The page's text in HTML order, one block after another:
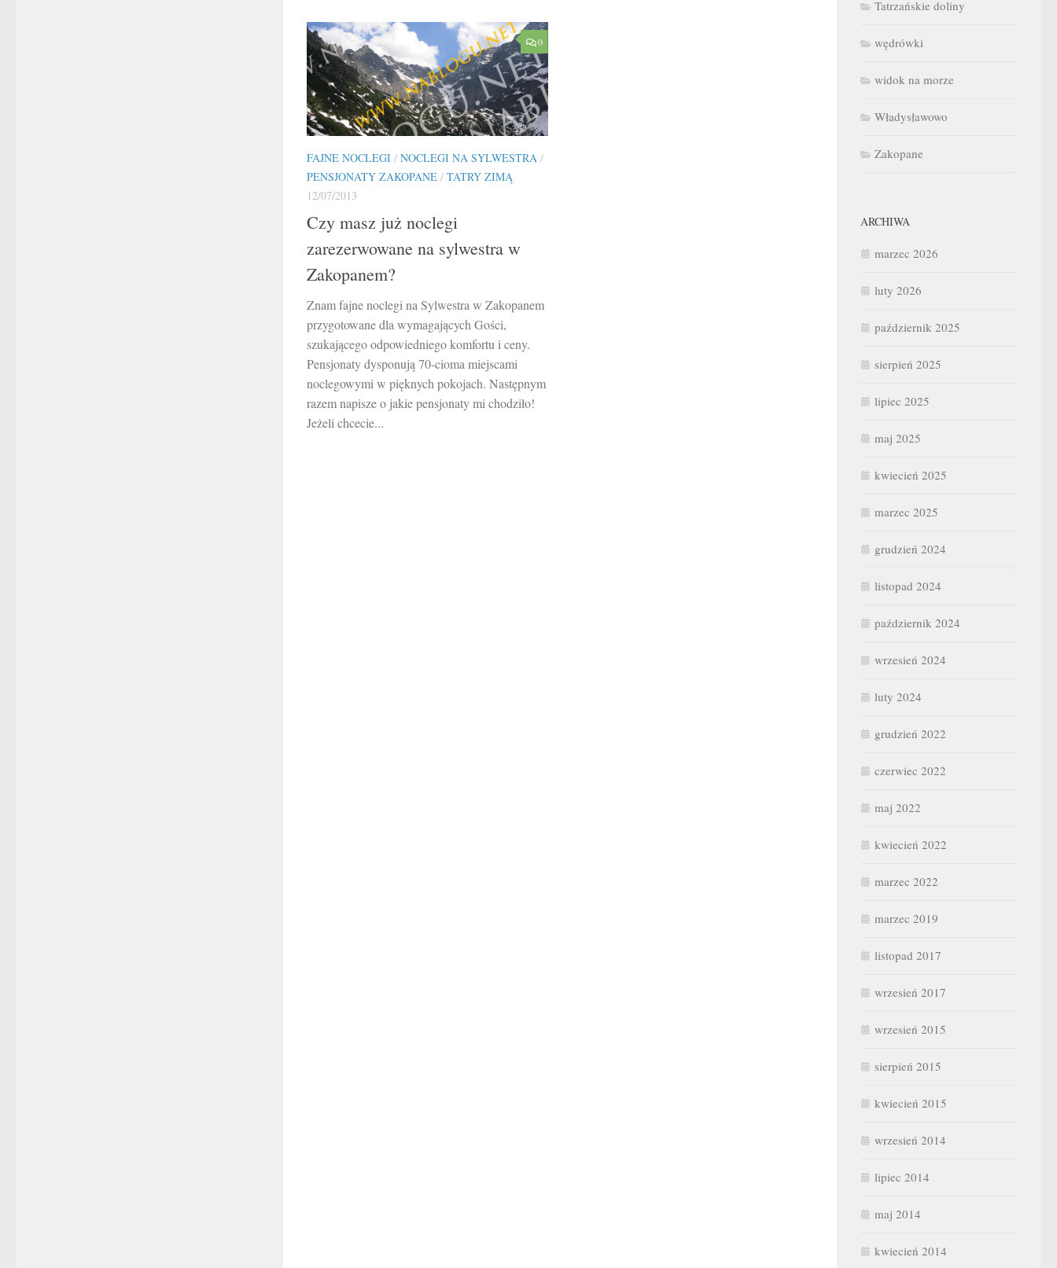
0
FAJNE NOCLEGI / NOCLEGI NA SYLWESTRA /
PENSJONATY ZAKOPANE / TATRY ZIMĄ
12/07/2013
Czy masz już noclegi
zarezerwowane na sylwestra w
Zakopanem?
Znam fajne noclegi na Sylwestra w Zakopanem
przygotowane dla wymagających Gości,
szukającego odpowiedniego komfortu i ceny.
Pensjonaty dysponują 70-cioma miejscami
noclegowymi w pięknych pokojach. Następnym
razem napisze o jakie pensjonaty mi chodziło!
Jeżeli chcecie...
Tatrzańskie doliny
wędrówki
widok na morze
Władysławowo
Zakopane
ARCHIWA
marzec 2026
luty 2026
październik 2025
sierpień 2025
lipiec 2025
maj 2025
kwiecień 2025
marzec 2025
grudzień 2024
listopad 2024
październik 2024
wrzesień 2024
luty 2024
grudzień 2022
czerwiec 2022
maj 2022
kwiecień 2022
marzec 2022
marzec 2019
listopad 2017
wrzesień 2017
wrzesień 2015
sierpień 2015
kwiecień 2015
wrzesień 2014
lipiec 2014
maj 2014
kwiecień 2014